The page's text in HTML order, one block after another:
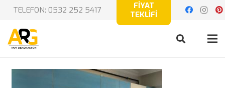
TELEFON: 0532 252 5417
FİYAT
TEKLİFİ